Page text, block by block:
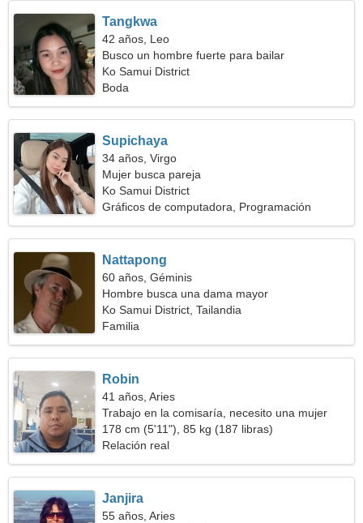
Tangkwa
42 años, Leo
Busco un hombre fuerte para bailar
Ko Samui District
Boda
Supichaya
34 años, Virgo
Mujer busca pareja
Ko Samui District
Gráficos de computadora, Programación
Nattapong
60 años, Géminis
Hombre busca una dama mayor
Ko Samui District, Tailandia
Familia
Robin
41 años, Aries
Trabajo en la comisaría, necesito una mujer
sexy
178 cm (5'11"), 85 kg (187 libras)
Relación real
Janjira
55 años, Aries